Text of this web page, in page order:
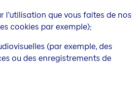
l’utilisation que vous faites de nos
cookies par exemple);
(par exemple, des
ou des enregistrements de